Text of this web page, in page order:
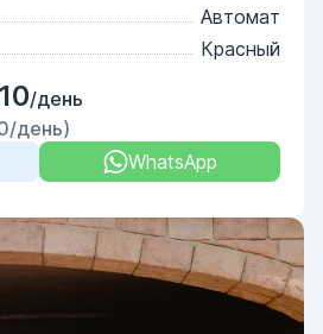
Автомат
Красный
/день
день)
WhatsApp